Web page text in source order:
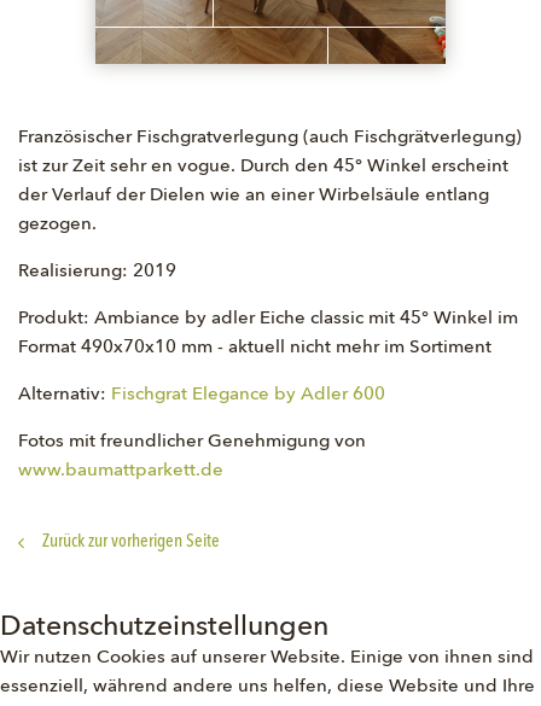
Französischer Fischgratverlegung (auch Fischgrätverlegung)
ist zur Zeit sehr en vogue. Durch den 45° Winkel erscheint
der Verlauf der Dielen wie an einer Wirbelsäule entlang
gezogen.
Realisierung: 2019
Produkt: Ambiance by adler Eiche classic mit 45° Winkel im
Format 490x70x10 mm - aktuell nicht mehr im Sortiment
Alternativ: Fischgrat Elegance by Adler 600
Fotos mit freundlicher Genehmigung von
www.baumattparkett.de
Zurück zur vorherigen Seite
Datenschutzeinstellungen
Wir nutzen Cookies auf unserer Website. Einige von ihnen sind
essenziell, während andere uns helfen, diese Website und Ihre